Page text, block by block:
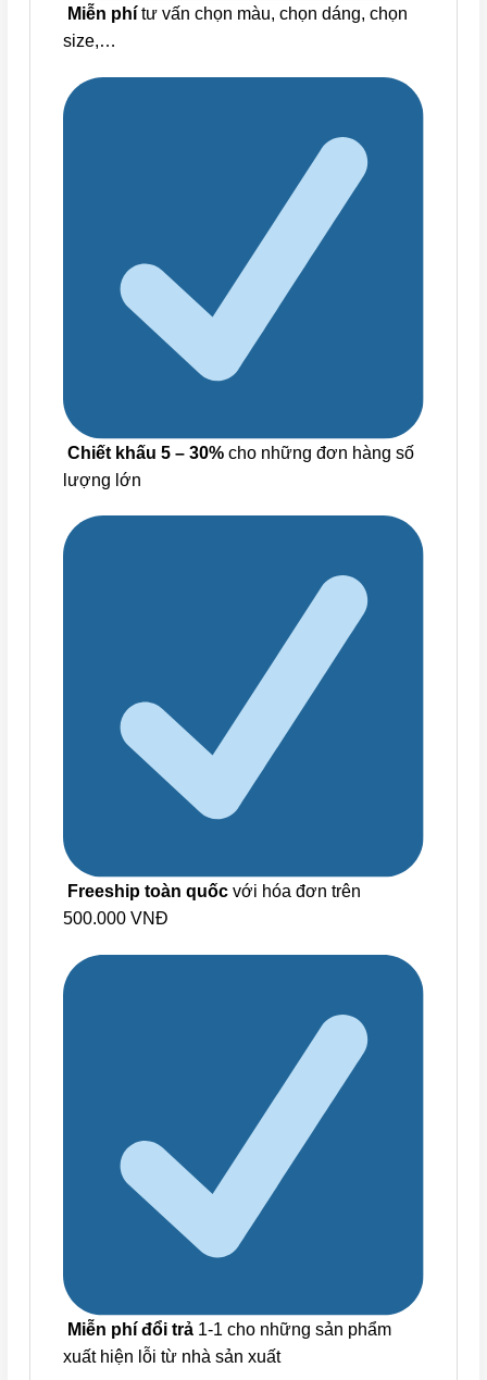
Miễn phí tư vấn chọn màu, chọn dáng, chọn
size,…
Chiết khấu 5 – 30% cho những đơn hàng số
lượng lớn
Freeship toàn quốc với hóa đơn trên
500.000 VNĐ
Miễn phí đổi trả 1-1 cho những sản phẩm
xuất hiện lỗi từ nhà sản xuất